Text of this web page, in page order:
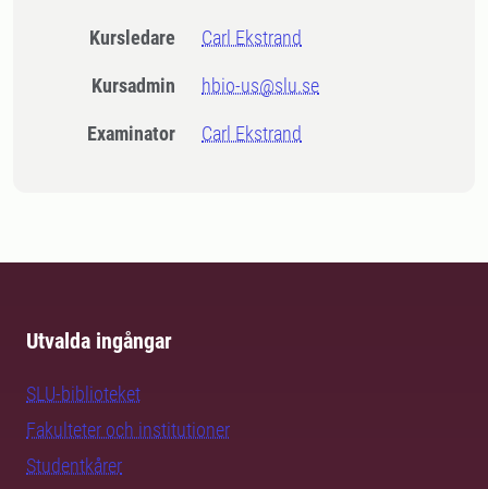
Kursledare Carl Ekstrand
Kursadmin hbio-us@slu.se
Examinator Carl Ekstrand
Utvalda ingångar
SLU-biblioteket
Fakulteter och institutioner
Studentkårer